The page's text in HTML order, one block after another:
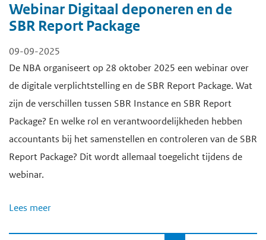
Webinar Digitaal deponeren en de
SBR Report Package
09-09-2025
De NBA organiseert op 28 oktober 2025 een webinar over
de digitale verplichtstelling en de SBR Report Package. Wat
zijn de verschillen tussen SBR Instance en SBR Report
Package? En welke rol en verantwoordelijkheden hebben
accountants bij het samenstellen en controleren van de SBR
Report Package? Dit wordt allemaal toegelicht tijdens de
webinar.
Lees meer